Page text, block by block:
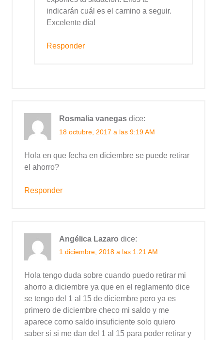
indicarán cuál es el camino a seguir.
Excelente día!
Responder
Rosmalia vanegas dice:
18 octubre, 2017 a las 9:19 AM
Hola en que fecha en diciembre se puede retirar
el ahorro?
Responder
Angélica Lazaro dice:
1 diciembre, 2018 a las 1:21 AM
Hola tengo duda sobre cuando puedo retirar mi
ahorro a diciembre ya que en el reglamento dice
se tengo del 1 al 15 de diciembre pero ya es
primero de diciembre checo mi saldo y me
aparece como saldo insuficiente solo quiero
saber si si me dan del 1 al 15 para poder retirar y